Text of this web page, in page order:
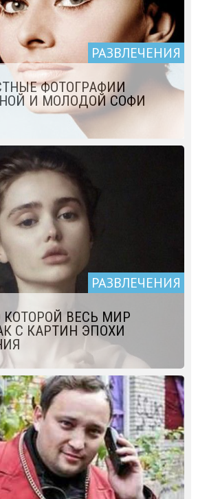
РАЗВЛЕЧЕНИЯ
ФОТОГРАФИИ
И МОЛОДОЙ СОФИ
РАЗВЛЕЧЕНИЯ
ВЕСЬ МИР
С КАРТИН ЭПОХИ